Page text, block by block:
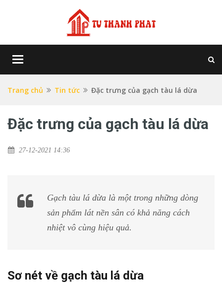
Toggle
Trang chủ Tin tức Đặc trưng của gạch tàu lá dừa
Đặc trưng của gạch tàu lá dừa
27-12-2021 14:36
Gạch tàu lá dừa là một trong những dòng
sản phẩm lát nền sân có khả năng cách
nhiệt vô cùng hiệu quả.
Sơ nét về gạch tàu lá dừa